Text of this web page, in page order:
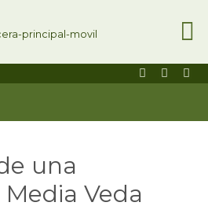
F
a
b
I
n
a
U
s
s
una
Veda